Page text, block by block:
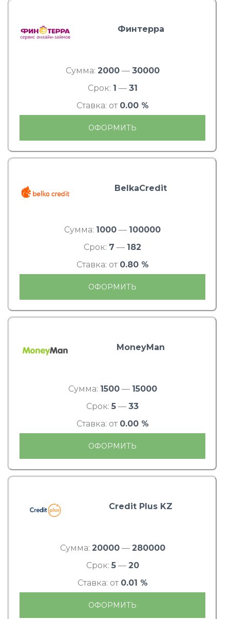
Финтерра
Сумма: 2000— 30000
Срок: 1 — 31
Ставка: от 0.00 %
ОФОРМИТЬ
BelkaCredit
Сумма: 1000 — 100000
Срок: 7 — 182
Ставка: от 0.80 %
ОФОРМИТЬ
MoneyMan
Сумма: 1500— 15000
Срок: 5 — 33
Ставка: от 0.00 %
ОФОРМИТЬ
Credit Plus KZ
Сумма: 20000— 280000
Срок: 5— 20
Ставка: от 0.01 %
ОФОРМИТЬ